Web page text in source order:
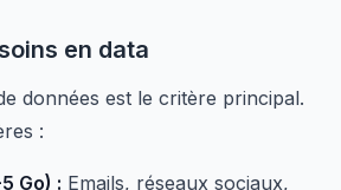
en data
données est le critère principal.
:
Go) : Emails, réseaux sociaux,